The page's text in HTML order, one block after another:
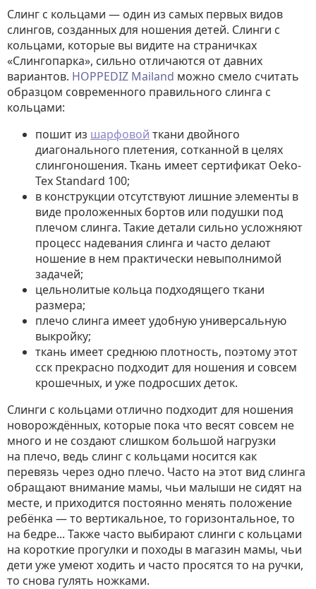
Слинг с кольцами — один из самых первых видов
слингов, созданных для ношения детей. Слинги с
кольцами, которые вы видите на страничках
«Слингопарка», сильно отличаются от давних
вариантов. HOPPEDIZ Mailand можно смело считать
образцом современного правильного слинга с
кольцами:
пошит из шарфовой ткани двойного
диагонального плетения, сотканной в целях
слингоношения. Ткань имеет сертификат Oeko-
Tex Standard 100;
в конструкции отсутствуют лишние элементы в
виде проложенных бортов или подушки под
плечом слинга. Такие детали сильно усложняют
процесс надевания слинга и часто делают
ношение в нем практически невыполнимой
задачей;
цельнолитые кольца подходящего ткани
размера;
плечо слинга имеет удобную универсальную
выкройку;
ткань имеет среднюю плотность, поэтому этот
сск прекрасно подходит для ношения и совсем
крошечных, и уже подросших деток.
Слинги с кольцами отлично подходит для ношения
новорождённых, которые пока что весят совсем не
много и не создают слишком большой нагрузки
на плечо, ведь слинг с кольцами носится как
перевязь через одно плечо. Часто на этот вид слинга
обращают внимание мамы, чьи малыши не сидят на
месте, и приходится постоянно менять положение
ребёнка — то вертикальное, то горизонтальное, то
на бедре... Также часто выбирают слинги с кольцами
на короткие прогулки и походы в магазин мамы, чьи
дети уже умеют ходить и часто просятся то на ручки,
то снова гулять ножками.